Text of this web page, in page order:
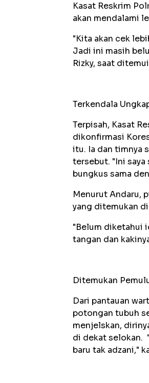
Kasat Reskrim
akan mendalami
"Kita akan cek
Jadi ini masih
Rizky, saat
Terkendala
Terpisah, Kasat
dikonfirmasi
itu. Ia dan timnya
tersebut. "Ini saya
bungkus sama
Menurut Andaru,
yang ditemukan
"Belum diketahui
tangan dan
Ditemukan
Dari pantauan
potongan tubuh
menjelskan,
di dekat selokan.
baru tak adzani,"